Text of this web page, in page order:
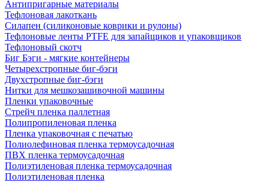
Антипригарные материалы
Тефлоновая лакоткань
Силапен (силиконовые коврики и рулоны)
Тефлоновые ленты PTFE для запайщиков и упаковщиков
Тефлоновый скотч
Биг Бэги - мягкие контейнеры
Четырехстропные биг-бэги
Двухстропные биг-бэги
Нитки для мешкозашивочной машины
Пленки упаковочные
Стрейч пленка паллетная
Полипропиленовая пленка
Пленка упаковочная с печатью
Полиолефиновая пленка термоусадочная
ПВХ пленка термоусадочная
Полиэтиленовая пленка термоусадочная
Полиэтиленовая пленка